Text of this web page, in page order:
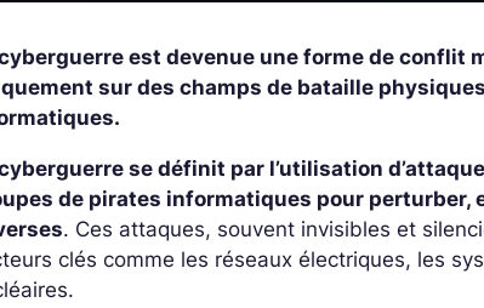
est devenue une forme de conflit
sur des champs de bataille
se définit par l’utilisation
de pirates informatiques pour
. Ces attaques, souvent invisibles et
clés comme les réseaux électriques, les